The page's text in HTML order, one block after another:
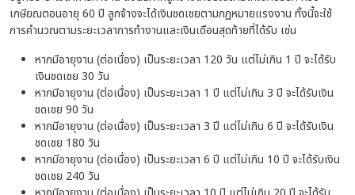
เกษียณตอนอายุ 60 ปี ลูกจ้างจะได้เงินชดเชยตามกฏหมายแรงงาน ทั้งนี้จะใช้
การคำนวณตามระยะเวลาการทำงานและเงินเดือนสุดท้ายที่ได้รับ เช่น
หากมีอายุงาน (ต่อเนื่อง) เป็นระยะเวลา 120 วัน แต่ไม่เกิน 1 ปี จะได้รับ
เงินชดเชย 30 วัน
หากมีอายุงาน (ต่อเนื่อง) เป็นระยะเวลา 1 ปี แต่ไม่เกิน 3 ปี จะได้รับเงิน
ชดเชย 90 วัน
หากมีอายุงาน (ต่อเนื่อง) เป็นระยะเวลา 3 ปี แต่ไม่เกิน 6 ปี จะได้รับเงิน
ชดเชย 180 วัน
หากมีอายุงาน (ต่อเนื่อง) เป็นระยะเวลา 6 ปี แต่ไม่เกิน 10 ปี จะได้รับเงิน
ชดเชย 240 วัน